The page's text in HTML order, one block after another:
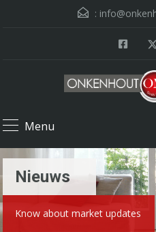
:
Menu
Nieuws
Know about market updates